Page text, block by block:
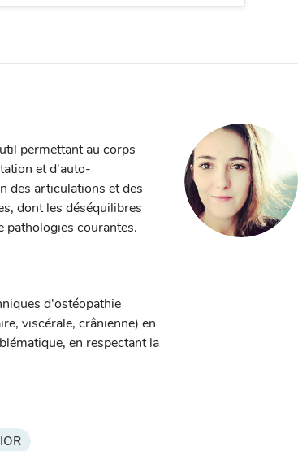
permettant au corps
et d'auto-
des articulations et des
dont les déséquilibres
pathologies courantes.
d'ostéopathie
viscérale, crânienne) en
en respectant la